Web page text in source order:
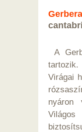
A
tartozik.
Virágai
nyáron